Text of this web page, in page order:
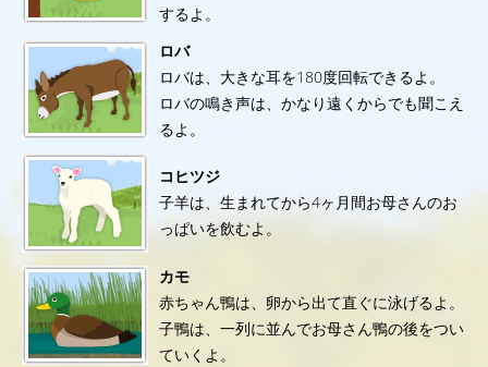
するよ。
ロバ
ロバは、大きな耳を180度回転できるよ。
ロバの鳴き声は、かなり遠くからでも聞こえ
るよ。
コヒツジ
子羊は、生まれてから4ヶ月間お母さんのお
っぱいを飲むよ。
カモ
赤ちゃん鴨は、卵から出て直ぐに泳げるよ。
子鴨は、一列に並んでお母さん鴨の後をつい
ていくよ。